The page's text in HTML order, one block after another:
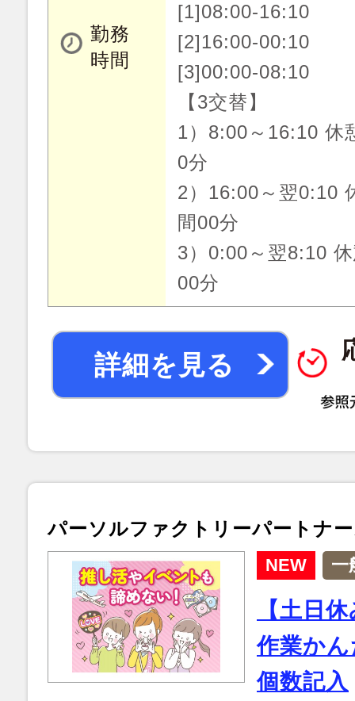
勤務
時間
[1]08:00-16:10
[2]16:00-00:10
[3]00:00-08:10
【3交替】
1）8:00～16:10 休
0分
2）16:00～翌0:10
間00分
3）0:00～翌8:10
00分
詳細を見る
パーソルファクトリーパートナ
NEW 一
【土日
作業か
個数記入